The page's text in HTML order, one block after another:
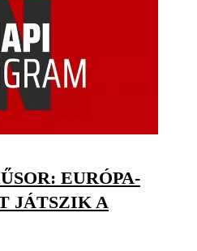
EURÓPA-
JÁTSZIK A